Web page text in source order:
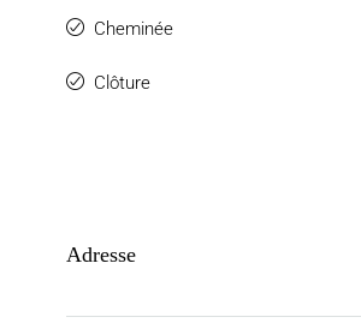
Cheminée
Clôture
Adresse